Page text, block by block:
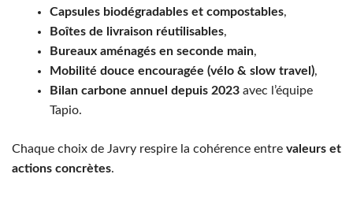
Capsules biodégradables et compostables,
Boîtes de livraison réutilisables,
Bureaux aménagés en seconde main,
Mobilité douce encouragée (vélo & slow travel),
Bilan carbone annuel depuis 2023 avec l’équipe
Tapio.
Chaque choix de Javry respire la cohérence entre valeurs et
actions concrètes.